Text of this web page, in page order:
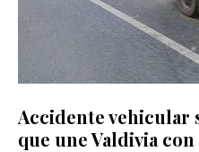
Accidente vehicular
que une Valdivia